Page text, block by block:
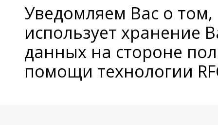
Уведомляем Вас о
использует хранение
данных на стороне
помощи технологии